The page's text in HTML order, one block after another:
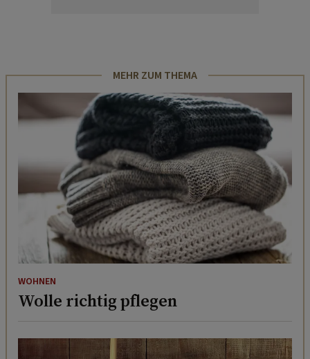
MEHR ZUM THEMA
WOHNEN
Wolle richtig pflegen